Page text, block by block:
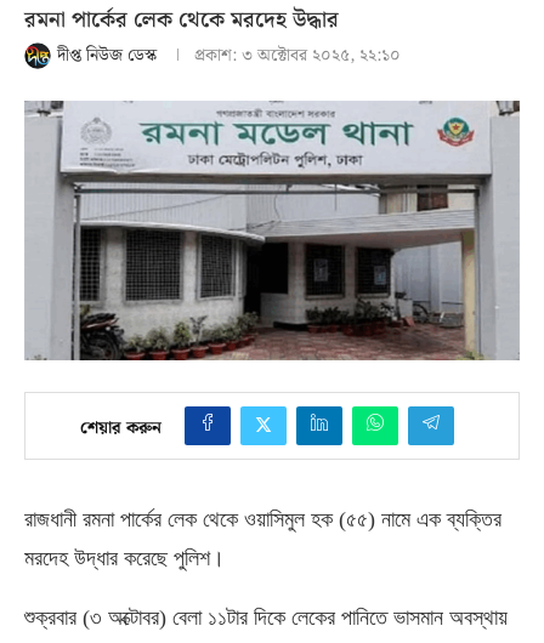
রমনা পার্কের লেক থেকে মরদেহ উদ্ধার
দীপ্ত নিউজ ডেস্ক প্রকাশ:৩ অক্টোবর ২০২৫, ২২:১০
শেয়ার করুন
রাজধানী রমনা পার্কের লেক থেকে ওয়াসিমুল হক (৫৫) নামে এক ব্যক্তির
মরদেহ উদ্ধার করেছে পুলিশ।
শুক্রবার (৩ অক্টোবর) বেলা ১১টার দিকে লেকের পানিতে ভাসমান অবস্থায়